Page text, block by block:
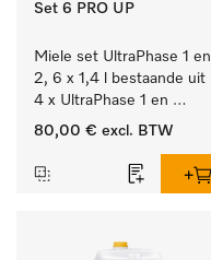
Set 6 PRO UP
Miele set UltraPhase 1 en
2, 6 x 1,4 l bestaande uit
4 x UltraPhase 1 en
2 x UltraPhase 2.
80,00 € excl. BTW